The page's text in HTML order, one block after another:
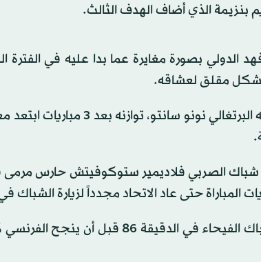
بنزيمة الذي أضاف الهدف الثالث.
الدولي بصورة مغايرة عما بدا عليه في
بشكل مقلق لعشاقه.
واستعاد الاتحاد، الذي يتولى
شباك الصربي فلاديمير ستوكوفيتش حارس
حتى عاد الاتحاد مجدداً لزيارة الشباك
ونجح حمد الله في زيارة ثانية لشباك